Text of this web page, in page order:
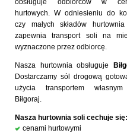
obsługuje odbiorców w
hurtowych. W odniesieniu do
czy małych składów
zapewnia transport soli na
wyznaczone przez odbiorcę.
Nasza hurtownia obsługuje
Dostarczamy sól drogową
użycia transportem
Biłgoraj.
Nasza hurtownia soli cechuje się:
cenami hurtowymi